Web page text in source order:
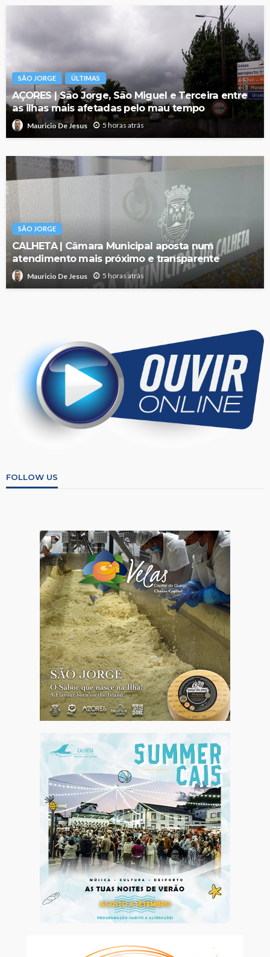
SÃO JORGE ÚLTIMAS
AÇORES | São Jorge, São Miguel e Terceira entre
as ilhas mais afetadas pelo mau tempo
Mauricio De Jesus 5 horas atrás
SÃO JORGE
CALHETA | Câmara Municipal aposta num
atendimento mais próximo e transparente
Mauricio De Jesus 5 horas atrás
FOLLOW US